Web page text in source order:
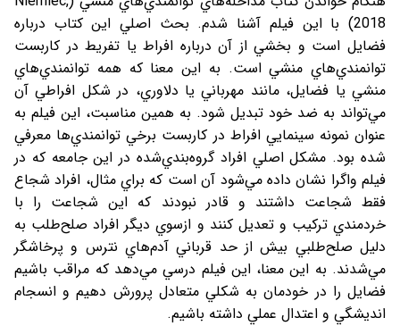
2018) با اين فيلم آشنا شدم. بحث اصلي اين كتاب درباره
فضايل است و بخشي از آن درباره افراط يا تفريط در كاربست
توانمندي‌هاي منشي است. به اين معنا كه همه توانمندي‌هاي
منشي يا فضايل، مانند مهرباني يا دلاوري، در شكل افراطي آن
مي‌تواند به ضد خود تبديل شود. به همين مناسبت، اين فيلم به
عنوان نمونه سينمايي افراط در كاربست برخي توانمندي‌ها معرفي
شده بود. مشكل اصلي افراد گروه‌بندي‌شده در اين جامعه كه در
فيلم واگرا نشان داده مي‌شود آن است كه براي مثال، افراد شجاع
فقط شجاعت داشتند و قادر نبودند كه اين شجاعت را با
خردمندي تركيب و تعديل كنند و ازسوي ديگر افراد صلح‌طلب به
دليل صلح‌طلبي بيش از حد قرباني آدم‌هاي نترس و پرخاشگر
مي‌شدند. به اين معنا، اين فيلم درسي مي‌دهد كه مراقب باشيم
فضايل را در خودمان به شكلي متعادل پرورش دهيم و انسجام
انديشگي و اعتدال عملي داشته باشيم.